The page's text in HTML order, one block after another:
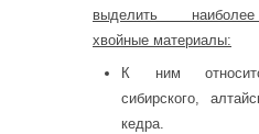
выделить
хвойные материалы:
К ним
сибирского,
кедра.